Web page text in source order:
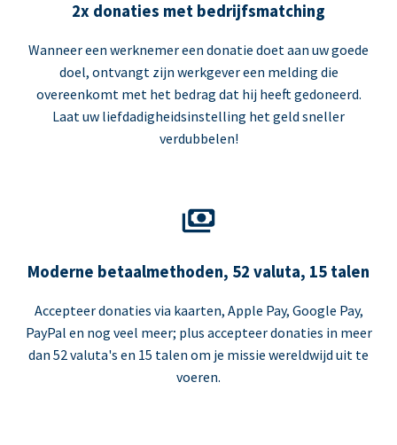
2x donaties met bedrijfsmatching
Wanneer een werknemer een donatie doet aan uw goede
doel, ontvangt zijn werkgever een melding die
overeenkomt met het bedrag dat hij heeft gedoneerd.
Laat uw liefdadigheidsinstelling het geld sneller
verdubbelen!
Moderne betaalmethoden, 52 valuta, 15 talen
Accepteer donaties via kaarten, Apple Pay, Google Pay,
PayPal en nog veel meer; plus accepteer donaties in meer
dan 52 valuta's en 15 talen om je missie wereldwijd uit te
voeren.